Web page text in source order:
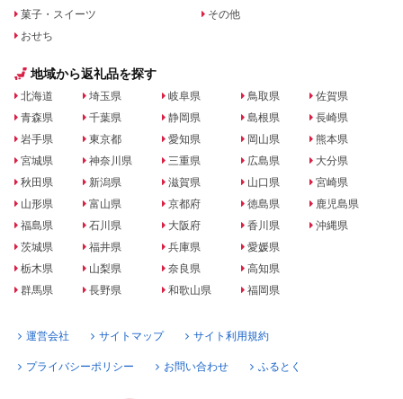
菓子・スイーツ
おせち
その他
地域から返礼品を探す
北海道
青森県
岩手県
宮城県
秋田県
山形県
福島県
茨城県
栃木県
群馬県
埼玉県
千葉県
東京都
神奈川県
新潟県
富山県
石川県
福井県
山梨県
長野県
岐阜県
静岡県
愛知県
三重県
滋賀県
京都府
大阪府
兵庫県
奈良県
和歌山県
鳥取県
島根県
岡山県
広島県
山口県
徳島県
香川県
愛媛県
高知県
福岡県
佐賀県
長崎県
熊本県
大分県
宮崎県
鹿児島県
沖縄県
運営会社 サイトマップ サイト利用規約
プライバシーポリシー お問い合わせ ふるとく